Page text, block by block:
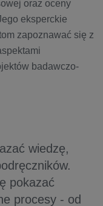
oraz oceny
eksperckie
zapoznawać się z
badawczo-
wiedzę,
pokazać
procesy - od